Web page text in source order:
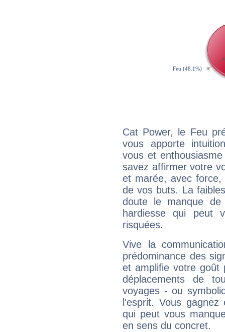
Cat Power, le Feu
vous apporte
vous et
savez affirmer votre
et marée, avec
de vos buts. La
doute le manque
hardiesse qui peut
risquées.
Vive la
prédominance des
et amplifie votre goût
déplacements de
voyages - ou
l'esprit. Vous
qui peut vous
en sens du concret.